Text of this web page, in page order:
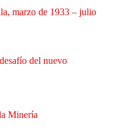
marzo de 1933 – julio
del nuevo
Minería